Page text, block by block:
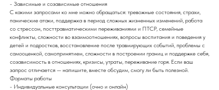
- Зависимые и созависимые отношения
С какими запросами ко мне можно обращаться: тревожные состояния, страхи,
панические атаки, поддержка в период сложных жизненных изменений, работа
со стрессом, посттравматическими переживаниями и ПТСР, семейные
конфликты, сложности во взаимоотношениях, вопросы воспитания и поведения у
детей и подростков, восстановление после травмирующих событий, проблемы с
самооценкой, самопринятием, сложности в построении границ и поддержке себя,
созависимость в отношениях, кризисы, утраты, переживание горя. Если ваш
запрос отличается — напишите, вместе обсудим, смогу ли быть полезной.
Форматы работы
- Индивидуальные консультации (очно и онлайн)